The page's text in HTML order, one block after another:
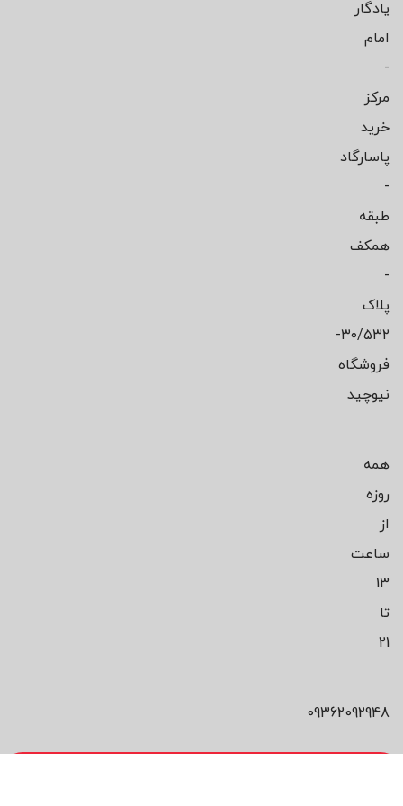
یادگار
امام
-
مرکز
خرید
پاسارگاد
-
طبقه
همکف
-
پلاک
۳۰/۵۳۲-
فروشگاه
نیوچید
همه
روزه
از
ساعت
13
تا
21
09362092948